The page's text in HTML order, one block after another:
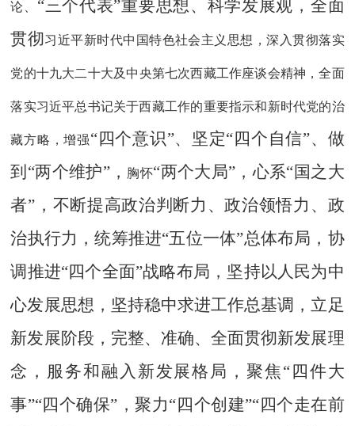
论、 “三个代表”重要思想、科学发展观，全面
贯彻习近平新时代中国特色社会主义思想，深入贯彻落实
党的十九大二十大及 中央第七次西藏工作座谈会精神，全面
落实习近平总书记关于西藏工作的重要指示和新时代党的治
藏方略，增强“四个意识”、坚定“四个自信”、做
到“两个维护”，
胸怀“两个大局”，心系“国之大
者”，不断提高政治判断力、政治领悟力、政
治执行力，统筹推进“五位一体”总体布局，协
调推进“四个全面”战略布局，坚持以人民为中
心发展思想，坚持稳中求进工作总基调，立足
新发展阶段，完整、准确、全面贯彻新发展理
念，服务和融入新发展格局，聚焦“四件大
事”“四个确保”，聚力“四个创建”“四个走在前